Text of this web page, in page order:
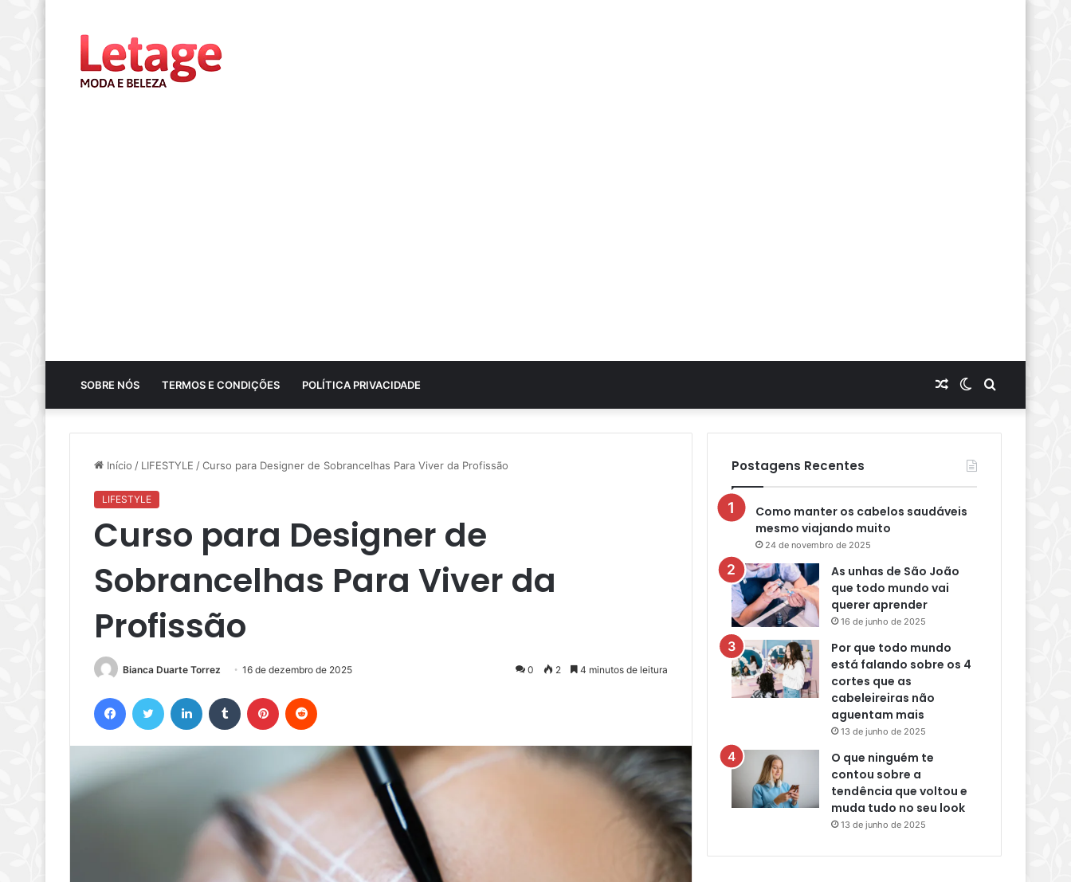
SOBRE NÓS TERMOS E CONDIÇÕES POLÍTICA PRIVACIDADE Procurar
por
Switch
skin
Artigo
aleatório
Início / LIFESTYLE /Curso para Designer de Sobrancelhas Para Viver da Profissão
LIFESTYLE
Curso para Designer de
Sobrancelhas Para Viver da
Profissão
Bianca Duarte Torrez 16 de dezembro de 2025 0 2 4 minutos de leitura
FacebookTwitter Linkedin Tumblr Pinterest
Postagens Recentes
Como manter os cabelos saudáveis
mesmo viajando muito
24 de novembro de 2025
As unhas de São João
que todo mundo vai
querer aprender
16 de junho de 2025
Por que todo mundo
está falando sobre os 4
cortes que as
cabeleireiras não
aguentam mais
13 de junho de 2025
O que ninguém te
contou sobre a
tendência que voltou e
muda tudo no seu look
13 de junho de 2025